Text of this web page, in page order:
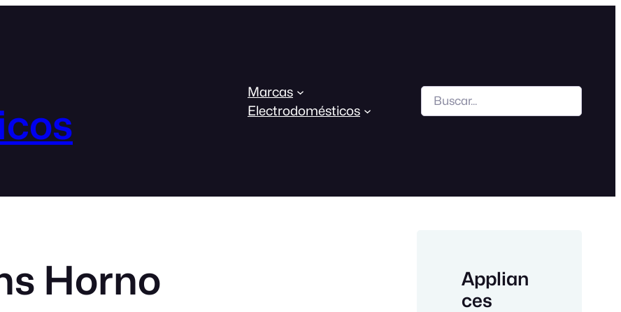
Marcas
Electrodomésticos
Search
Horno
Applian
ces